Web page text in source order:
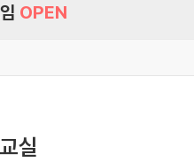
OPEN
실